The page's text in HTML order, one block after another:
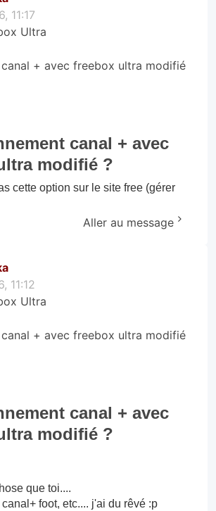
11:17
Ultra
+ avec freebox ultra modifié
canal + avec
modifié ?
cette option sur le site free (gérer
Aller au message
11:12
Ultra
+ avec freebox ultra modifié
canal + avec
modifié ?
que toi....
foot, etc.... j'ai du rêvé :p